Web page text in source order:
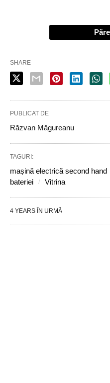
SHARE
PUBLICAT DE
Răzvan Măgureanu
TAGURI:
mașină electrică second hand
bateriei
Vitrina
4 YEARS ÎN URMĂ